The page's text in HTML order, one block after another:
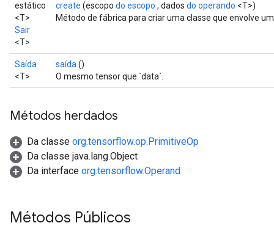
estático
<T>
Sair
<T>
create (escopo do escopo , dados do operando <T>)
Método de fábrica para criar uma classe que envolve
Saída
<T>
saída ()
O mesmo tensor que `data`.
Métodos herdados
Da classe org.tensorflow.op.PrimitiveOp
Da classe java.lang.Object
Da interface org.tensorflow.Operand
Métodos Públicos